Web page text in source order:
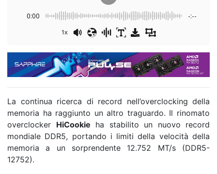
0:00 -:--
1x
La continua ricerca di record nell’overclocking della
memoria ha raggiunto un altro traguardo. Il rinomato
overclocker HiCookie ha stabilito un nuovo record
mondiale DDR5, portando i limiti della velocità della
memoria a un sorprendente 12.752 MT/s (DDR5-
12752).